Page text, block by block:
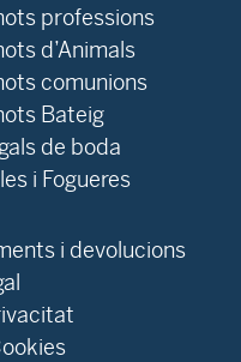
professions
d’Animals
comunions
Bateig
de boda
i Fogueres
i devolucions